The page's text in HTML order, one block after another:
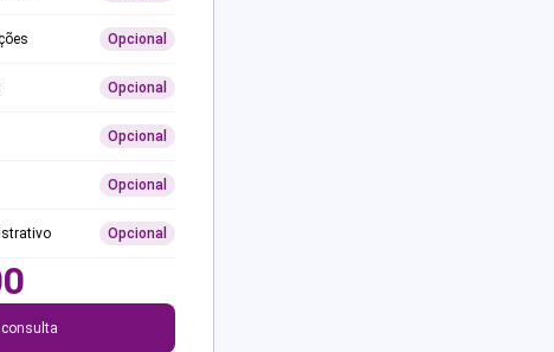
Opcional
Opcional
Opcional
Opcional
Opcional